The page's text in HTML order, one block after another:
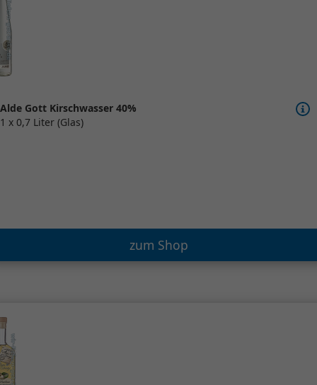
Alde Gott Kirschwasser 40%
1 x 0,7 Liter (Glas)
zum Shop